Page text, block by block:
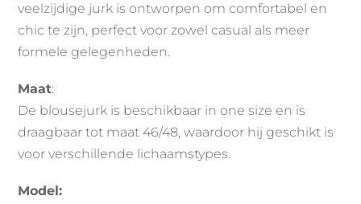
veelzijdige jurk is ontworpen om comfortabel en
chic te zijn, perfect voor zowel casual als meer
formele gelegenheden.
Maat:
De blousejurk is beschikbaar in one size en is
draagbaar tot maat 46/48, waardoor hij geschikt is
voor verschillende lichaamstypes.
Model: